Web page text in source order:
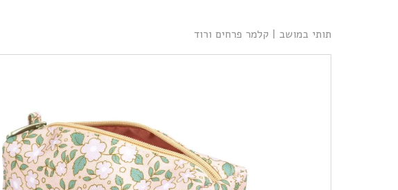
תותי במושב | קלמר פרחים ורוד